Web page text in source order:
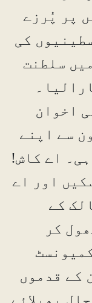
پر پُرزے
کی
سلطنت
اخوان
سے اپنے
اے کاش!
اور اے
کے
کر
کے قدموں
پھیلائے